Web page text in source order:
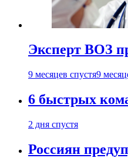
Эксперт ВОЗ
9 месяцев спустя9
6 быстрых
2 дня спустя
Россиян